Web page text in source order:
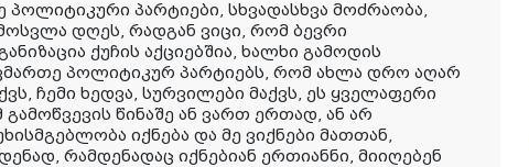
პოლიტიკური პარტიები, სხვადასხვა მოძრაობა,
დღეს, რადგან ვიცი, რომ ბევრი
ქუჩის აქციებშია, ხალხი გამოდის
პოლიტიკურ პარტიებს, რომ ახლა დრო აღარ
ჩემი ხედვა, სურვილები მაქვს, ეს ყველაფერი
წინაშე ან ვართ ერთად, ან არ
იქნება და მე ვიქნები მათთან,
რამდენადაც იქნებიან ერთიანნი, მიიღებენ